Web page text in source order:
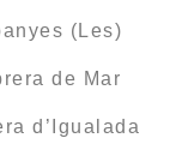
(Les)
de Mar
d’Igualada